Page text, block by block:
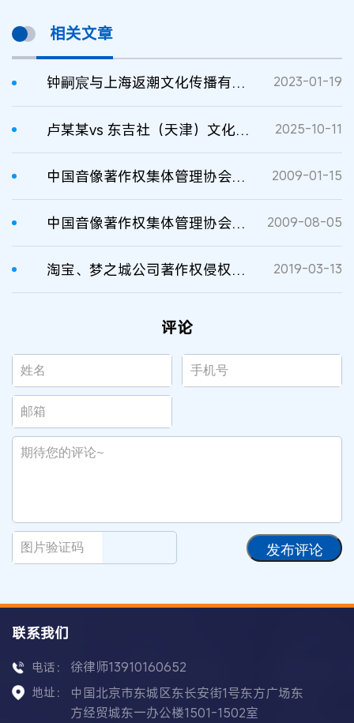
相关文章
钟嗣宸与上海返潮文化传播有限公司著作权侵权纠纷案 2023-01-19
卢某某vs 东吉社（天津）文化传播有限公司著作权纠纷二审判决书 2025-10-11
中国音像著作权集体管理协会状告6家KTV侵权获法院支持 2009-01-15
中国音像著作权集体管理协会云南维权进入司法程序 2009-08-05
淘宝、梦之城公司著作权侵权纠纷案民事判决书 2019-03-13
评论
发布评论
联系我们
电话： 徐律师13910160652
地址：
中国北京市东城区东长安街1号东方广场东
方经贸城东一办公楼1501-1502室